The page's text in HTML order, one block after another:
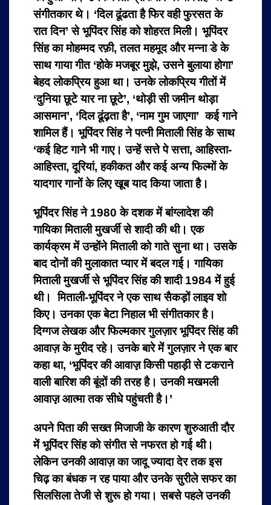
संगीतकार थे। ‘दिल ढूंढता है फिर वही फुरसत के
रात दिन’ से भूपिंदर सिंह को शोहरत मिली। भूपिंदर
सिंह का मोहम्मद रफ़ी, तलत महमूद और मन्ना डे के
साथ गाया गीत ‘होके मजबूर मुझे, उसने बुलाया होगा’
बेहद लोकप्रिय हुआ था। उनके लोकप्रिय गीतों में
‘दुनिया छूटे यार ना छूटे’, ‘थोड़ी सी जमीन थोड़ा
आसमान’, ‘दिल ढूंढ़ता है’, ‘नाम गुम जाएगा’ कई गाने
शामिल हैं। भूपिंदर सिंह ने पत्नी मिताली सिंह के साथ
‘कई हिट गाने भी गाए। उन्हें सत्ते पे सत्ता, आहिस्ता-
आहिस्ता, दूरियां, हकीकत और कई अन्य फिल्मों के
यादगार गानों के लिए खूब याद किया जाता है।
भूपिंदर सिंह ने 1980 के दशक में बांग्लादेश की
गायिका मिताली मुखर्जी से शादी की थी। एक
कार्यक्रम में उन्होंने मिताली को गाते सुना था। उसके
बाद दोनों की मुलाकात प्यार में बदल गई। गायिका
मिताली मुखर्जी से भूपिंदर सिंह की शादी 1984 में हुई
थी। मिताली-भूपिंदर ने एक साथ सैकड़ों लाइव शो
किए। उनका एक बेटा निहाल भी संगीतकार है।
दिग्गज लेखक और फिल्मकार गुलज़ार भूपिंदर सिंह की
आवाज़ के मुरीद रहे। उनके बारे में गुलज़ार ने एक बार
कहा था, ‘भूपिंदर की आवाज़़ किसी पहाड़ी से टकराने
वाली बारिश की बूंदों की तरह है। उनकी मखमली
आवाज़़ आत्मा तक सीधे पहुंचती है।’
अपने पिता की सख्त मिजाजी के कारण शुरुआती दौर
में भूपिंदर सिंह को संगीत से नफरत हो गई थी।
लेकिन उनकी आवाज़ का जादू ज्यादा देर तक इस
चिढ़ का बंधक न रह पाया और उनके सुरीले सफर का
सिलसिला तेजी से शुरू हो गया। सबसे पहले उनकी